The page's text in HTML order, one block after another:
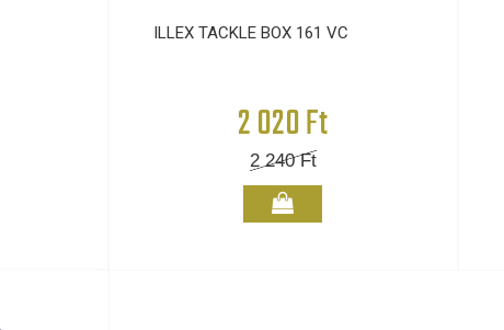
ILLEX TACKLE BOX 161 VC
2 020 Ft
2 240Ft